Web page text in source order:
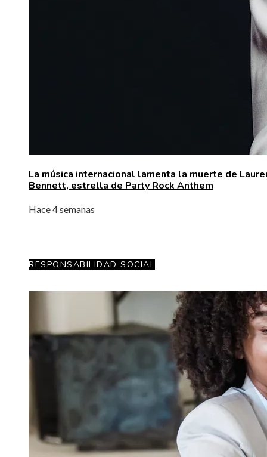
La música internacional lamenta la muerte de
Bennett, estrella de Party Rock Anthem
Hace 4 semanas
RESPONSABILIDAD SOCIAL